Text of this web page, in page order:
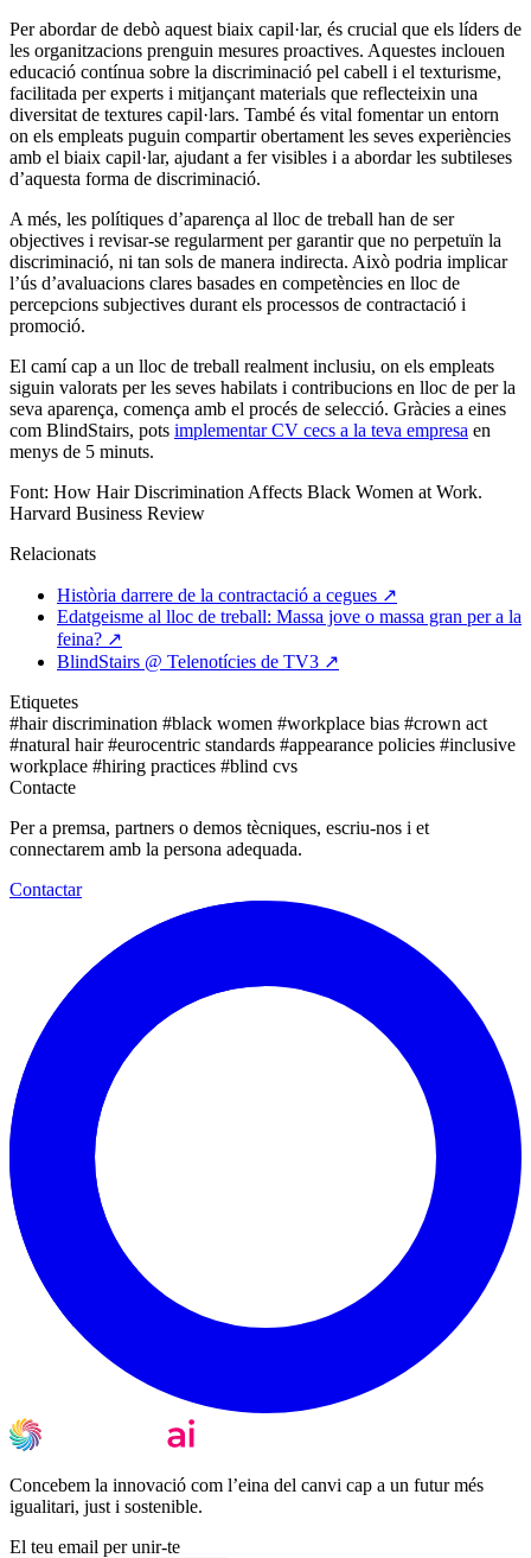
Per abordar de debò aquest biaix capil·lar, és crucial que els líders de
les organitzacions prenguin mesures proactives. Aquestes inclouen
educació contínua sobre la discriminació pel cabell i el texturisme,
facilitada per experts i mitjançant materials que reflecteixin una
diversitat de textures capil·lars. També és vital fomentar un entorn
on els empleats puguin compartir obertament les seves experiències
amb el biaix capil·lar, ajudant a fer visibles i a abordar les subtileses
d’aquesta forma de discriminació.
A més, les polítiques d’aparença al lloc de treball han de ser
objectives i revisar-se regularment per garantir que no perpetuïn la
discriminació, ni tan sols de manera indirecta. Això podria implicar
l’ús d’avaluacions clares basades en competències en lloc de
percepcions subjectives durant els processos de contractació i
promoció.
El camí cap a un lloc de treball realment inclusiu, on els empleats
siguin valorats per les seves habilats i contribucions en lloc de per la
seva aparença, comença amb el procés de selecció. Gràcies a eines
com BlindStairs, pots implementar CV cecs a la teva empresa en
menys de 5 minuts.
Font: How Hair Discrimination Affects Black Women at Work.
Harvard Business Review
Relacionats
Història darrere de la contractació a cegues ↗
Edatgeisme al lloc de treball: Massa jove o massa gran per a la
feina? ↗
BlindStairs @ Telenotícies de TV3 ↗
Etiquetes
#hair discrimination #black women #workplace bias #crown act
#natural hair#eurocentric standards #appearance policies #inclusive
workplace #hiring practices #blind cvs
Contacte
Per a premsa, partners o demos tècniques, escriu-nos i et
connectarem amb la persona adequada.
Contactar
Concebem la innovació com l’eina del canvi cap a un futur més
igualitari, just i sostenible.
El teu email per unir-te